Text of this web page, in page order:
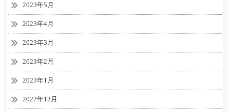
2023年5月
2023年4月
2023年3月
2023年2月
2023年1月
2022年12月